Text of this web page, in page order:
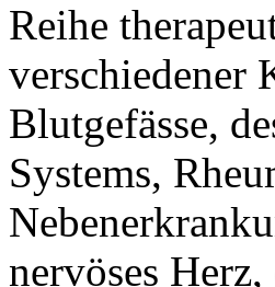
Reihe
verschiedener
Blutgefässe,
Systems,
nervöses